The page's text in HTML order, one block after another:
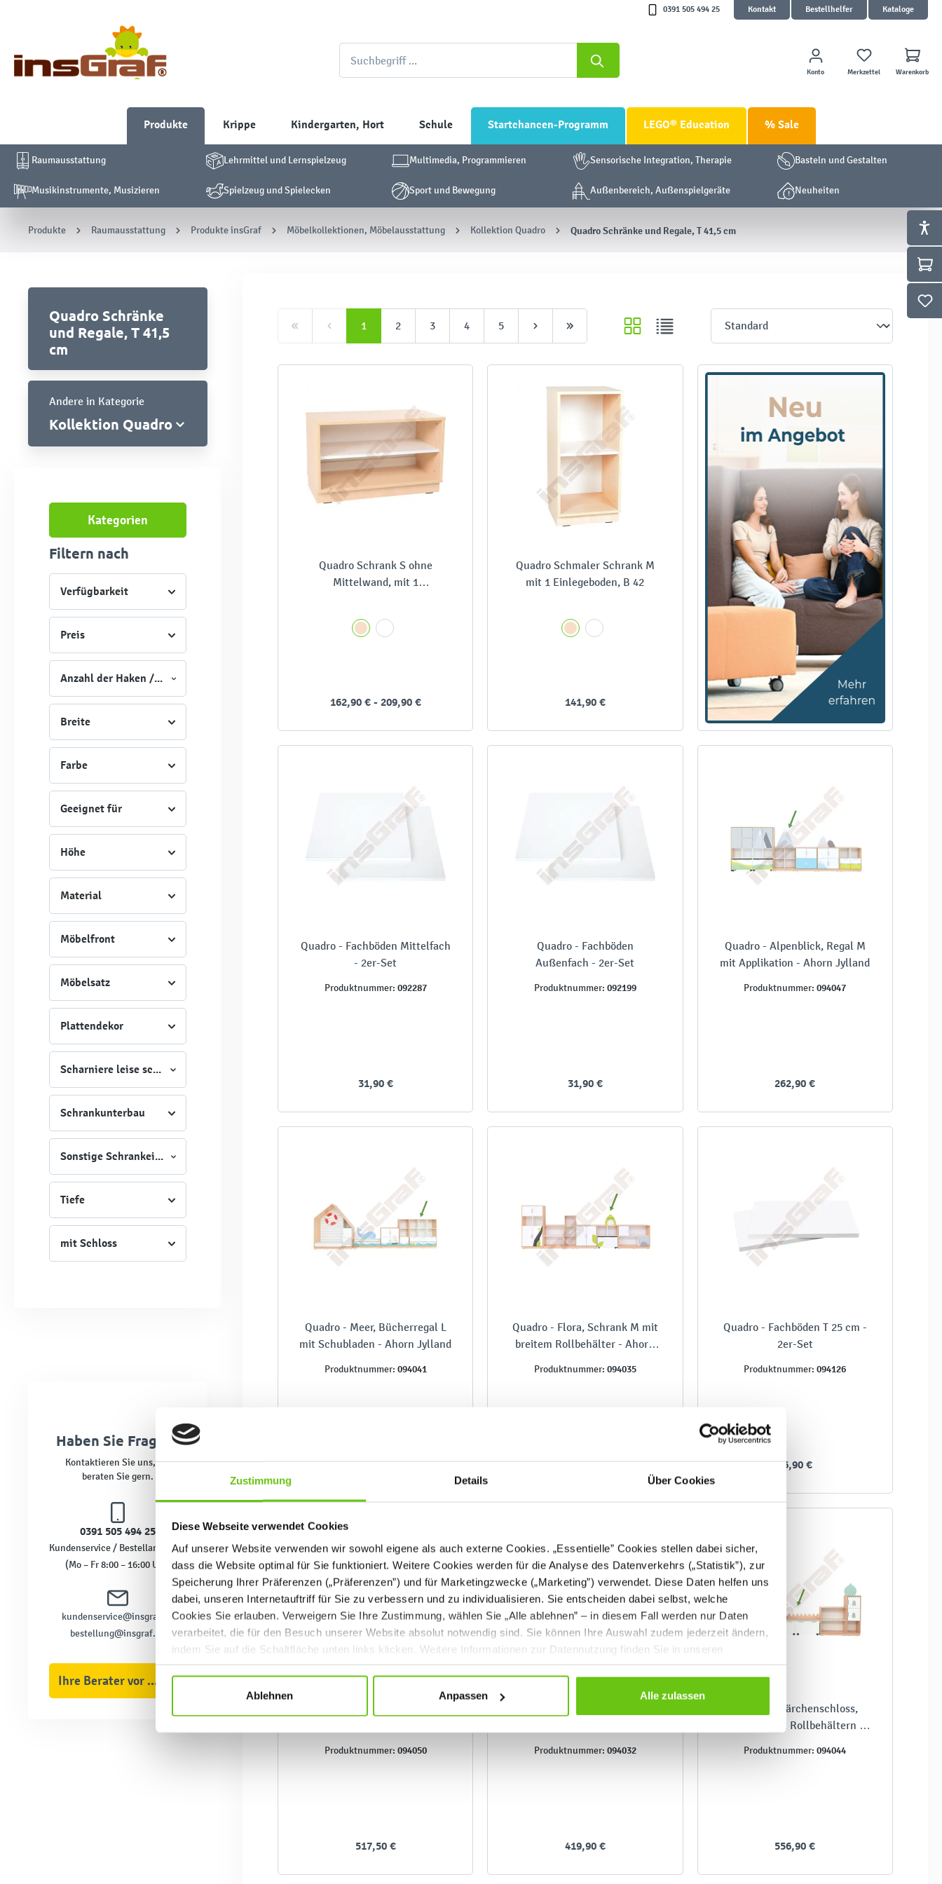
Zustimmung Details Über Cookies
Diese Webseite verwendet Cookies
Auf unserer Website verwenden wir sowohl eigene als auch externe Cookies. „Essentielle” Cookies stellen dabei sicher,
dass die Website optimal für Sie funktioniert. Weitere Cookies werden für die Analyse des Datenverkehrs („Statistik”), zur
Speicherung Ihrer Präferenzen („Präferenzen”) und für Marketingzwecke („Marketing”) verwendet. Diese Daten helfen uns
dabei, unseren Internetauftriff für Sie zu verbessern und zu individualisieren. Sie entscheiden dabei selbst, welche
Cookies Sie erlauben. Verweigern Sie Ihre Zustimmung, wählen Sie „Alle ablehnen” – in diesem Fall werden nur Daten
verarbeitet, die für den Besuch unserer Website absolut notwendig sind. Sie können Ihre Auswahl zudem jederzeit ändern,
indem Sie auf die Schaltfläche unten links klicken. Weitere Informationen zur Datennutzung finden Sie in unseren
Datenschutzrichtlinien.
Ablehnen Anpassen Alle zulassen
0391 505 494 25 Kontakt Bestellhelfer Kataloge
Konto Merkzettel Warenkorb
Produkte Krippe Kindergarten, Hort Schule Startchancen-Programm LEGO® Education % Sale
Raumausstattung Lehrmittel und Lernspielzeug Multimedia, Programmieren Sensorische Integration, Therapie Basteln und Gestalten
Musikinstrumente, Musizieren Spielzeug und Spielecken Sport und Bewegung Außenbereich, Außenspielgeräte Neuheiten
Produkte Raumausstattung Produkte insGraf Möbelkollektionen, Möbelausstattung Kollektion Quadro Quadro Schränke und Regale, T 41,5 cm
Quadro Schränke
und Regale, T 41,5
cm
Andere in Kategorie
Kollektion Quadro
Kategorien
Filtern nach
Verfügbarkeit
Preis
Anzahl der Haken / Schrankfächer
Breite
Farbe
Geeignet für
Höhe
Material
Möbelfront
Möbelsatz
Plattendekor
Scharniere leise schließend
Schrankunterbau
Sonstige Schrankeigenschaften
Tiefe
mit Schloss
Haben Sie Fragen?
Kontaktieren Sie uns, wir
beraten Sie gern.
0391 505 494 25
Kundenservice / Bestellannahme
(Mo – Fr 8:00 – 16:00 Uhr)
kundenservice@insgraf.de
bestellung@insgraf.de
Ihre Berater vor Ort
1 2 3 4 5
Quadro Schrank S ohne
Mittelwand, mit 1
162,90 € - 209,90 €
Quadro Schmaler Schrank M
mit 1 Einlegeboden, B 42
141,90 €
Quadro - Fachböden Mittelfach
- 2er-Set
Produktnummer: 092287
31,90 €
Quadro - Fachböden
Außenfach - 2er-Set
Produktnummer: 092199
31,90 €
Quadro - Alpenblick, Regal M
mit Applikation - Ahorn Jylland
Produktnummer: 094047
262,90 €
Quadro - Meer, Bücherregal L
mit Schubladen - Ahorn Jylland
Produktnummer: 094041
881,90 €
Quadro - Flora, Schrank M mit
breitem Rollbehälter - Ahorn
Produktnummer: 094035
419,90 €
Quadro - Fachböden T 25 cm -
2er-Set
Produktnummer: 094126
26,90 €
Produktnummer: 094050
517,50 €
Produktnummer: 094032
419,90 €
Quadro - Märchenschloss,
Sitzbank mit Rollbehältern -
Produktnummer: 094044
556,90 €